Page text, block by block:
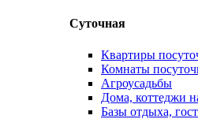
Суточная
Квартиры
Комнаты
Агроусадьбы
Дома, коттеджи
Базы отдыха,